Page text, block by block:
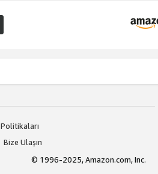
Politikaları
Bize Ulaşın
© 1996-2025, Amazon.com, Inc.